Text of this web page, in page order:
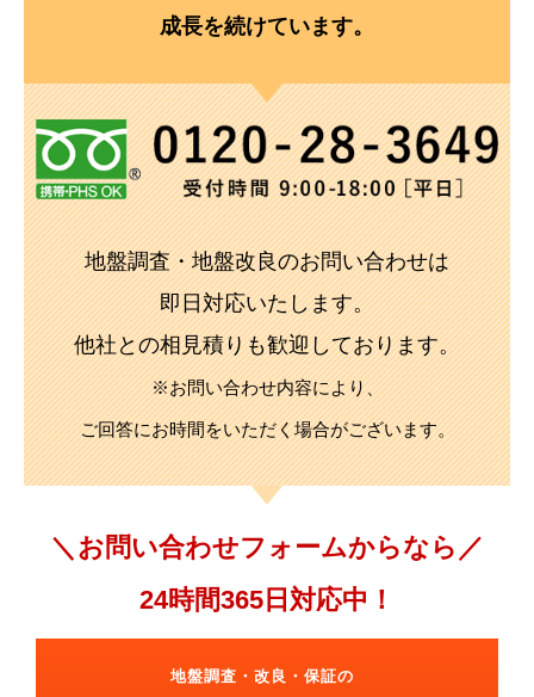
成長を続けています。
地盤調査・地盤改良のお問い合わせは
即日対応いたします。
他社との相見積りも歓迎しております。
※お問い合わせ内容により、
ご回答にお時間をいただく場合がございます。
お問い合わせフォームからなら
24時間365日対応中！
地盤調査・改良・保証の